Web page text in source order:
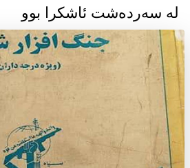
لە سەردەشت ئاشکرا بوو